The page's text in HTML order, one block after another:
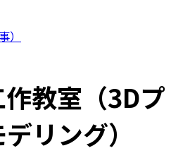
）
教室（3Dプ
リング）